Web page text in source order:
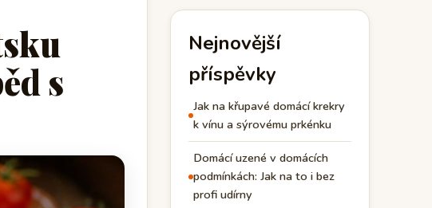
s
Nejnovější
příspěvky
Jak na křupavé domácí krekry
k vínu a sýrovému prkénku
Domácí uzené v domácích
podmínkách: Jak na to i bez
profi udírny